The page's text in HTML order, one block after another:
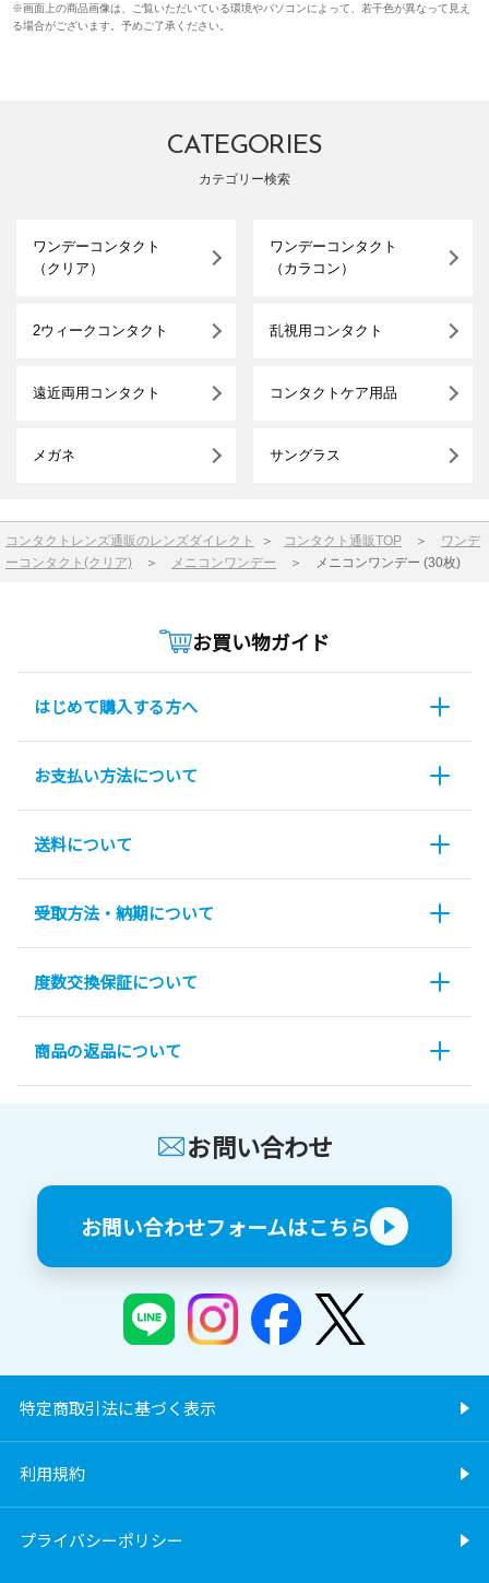
※画面上の商品画像は、ご覧いただいている環境やパソコンによって、若干色が異なって見え
る場合がございます。予めご了承ください。
CATEGORIES
カテゴリー検索
ワンデーコンタクト
（クリア）
ワンデーコンタクト
（カラコン）
2ウィークコンタクト 乱視用コンタクト
遠近両用コンタクト コンタクトケア用品
メガネ サングラス
コンタクトレンズ通販のレンズダイレクト ＞ コンタクト通販TOP ＞ ワンデ
ーコンタクト(クリア) ＞ メニコンワンデー ＞ メニコンワンデー (30枚)
お買い物ガイド
はじめて購入する方へ
お支払い方法について
送料について
受取方法・納期について
度数交換保証について
商品の返品について
お問い合わせ
お問い合わせフォームはこちら
特定商取引法に基づく表示
利用規約
プライバシーポリシー